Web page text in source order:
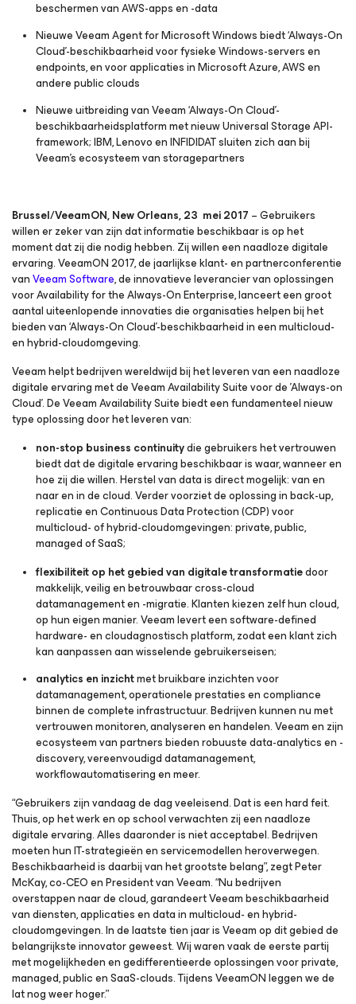
beschermen van AWS-apps en -data
Nieuwe Veeam Agentfor Microsoft Windowsbiedt ‘Always-On
Cloud’-beschikbaarheid voor fysieke Windows-servers en
endpoints, en voor applicaties in Microsoft Azure, AWS en
andere public clouds
Nieuwe uitbreiding van Veeam ‘Always-On Cloud’-
beschikbaarheidsplatform met nieuw Universal Storage API-
framework; IBM, Lenovo en INFIDIDAT sluiten zich aan bij
Veeam’s ecosysteem van storagepartners
Brussel/VeeamON, New Orleans, 23 mei 2017 – Gebruikers
willen er zeker van zijn dat informatie beschikbaar is op het
moment dat zij die nodig hebben. Zij willen een naadloze digitale
ervaring. VeeamON 2017, de jaarlijkse klant- en partnerconferentie
vanVeeam Software, de innovatieve leverancier van oplossingen
voorAvailability for the Always-On Enterprise, lanceert een groot
aantal uiteenlopende innovaties die organisaties helpen bij het
bieden van ‘Always-On Cloud’-beschikbaarheid in een multicloud-
en hybrid-cloudomgeving.
Veeam helpt bedrijven wereldwijd bij het leveren van een naadloze
digitale ervaring met de Veeam Availability Suite voor de 'Always-on
Cloud'. De Veeam Availability Suite biedt een fundamenteel nieuw
type oplossing door het leveren van:
non-stop business continuitydie gebruikers het vertrouwen
biedt dat de digitale ervaring beschikbaar is waar, wanneer en
hoe zij die willen. Herstel van data is direct mogelijk: van en
naar en in de cloud. Verder voorziet de oplossing in back-up,
replicatie en Continuous Data Protection (CDP) voor
multicloud- of hybrid-cloudomgevingen: private, public,
managed of SaaS;
flexibiliteit op het gebied van digitale transformatiedoor
makkelijk, veilig en betrouwbaar cross-cloud
datamanagement en -migratie. Klanten kiezen zelf hun cloud,
op hun eigen manier. Veeam levert een software-defined
hardware- en cloudagnostisch platform, zodat een klant zich
kan aanpassen aan wisselende gebruikerseisen;
analytics en inzichtmet bruikbare inzichten voor
datamanagement, operationele prestaties en compliance
binnen de complete infrastructuur. Bedrijven kunnen nu met
vertrouwen monitoren, analyseren en handelen. Veeam en zijn
ecosysteem van partners bieden robuuste data-analytics en -
discovery, vereenvoudigd datamanagement,
workflowautomatisering en meer.
“Gebruikers zijn vandaag de dag veeleisend. Dat is een hard feit.
Thuis, op het werk en op school verwachten zij een naadloze
digitale ervaring. Alles daaronder is niet acceptabel. Bedrijven
moeten hun IT-strategieën en servicemodellen heroverwegen.
Beschikbaarheid is daarbij van het grootste belang”, zegt Peter
McKay, co-CEO en President van Veeam. “Nu bedrijven
overstappen naar de cloud, garandeert Veeam beschikbaarheid
van diensten, applicaties en data in multicloud- en hybrid-
cloudomgevingen. In de laatste tien jaar is Veeam op dit gebied de
belangrijkste innovator geweest. Wij waren vaak de eerste partij
met mogelijkheden en gedifferentieerde oplossingen voor private,
managed, public en SaaS-clouds. Tijdens VeeamON leggen we de
lat nog weer hoger.”